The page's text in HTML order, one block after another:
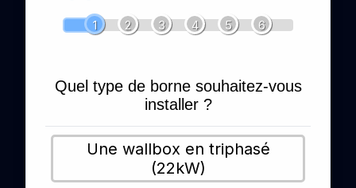
1 2 3 4 5 6
Quel type de borne souhaitez-vous
installer ?
Une wallbox en triphasé
(22kW)